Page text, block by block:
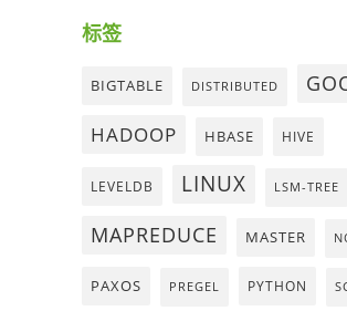
标签
BIGTABLE DISTRIBUTED
HADOOP HBASE HIVE
LEVELDB LINUX LSM-TREE
MAPREDUCE MASTER
PAXOS PREGEL PYTHON